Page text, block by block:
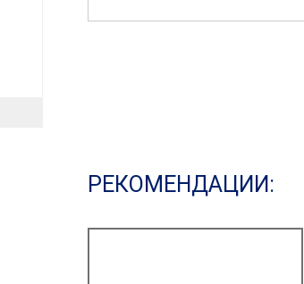
РЕКОМЕНДАЦИИ: